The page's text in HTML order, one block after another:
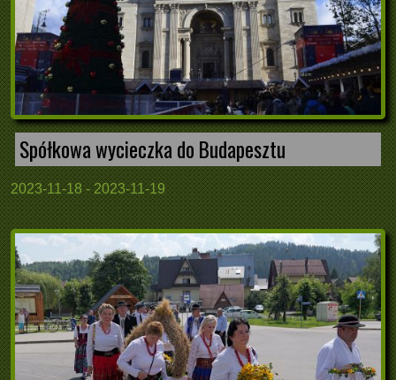
Spółkowa wycieczka do Budapesztu
2023-11-18 - 2023-11-19